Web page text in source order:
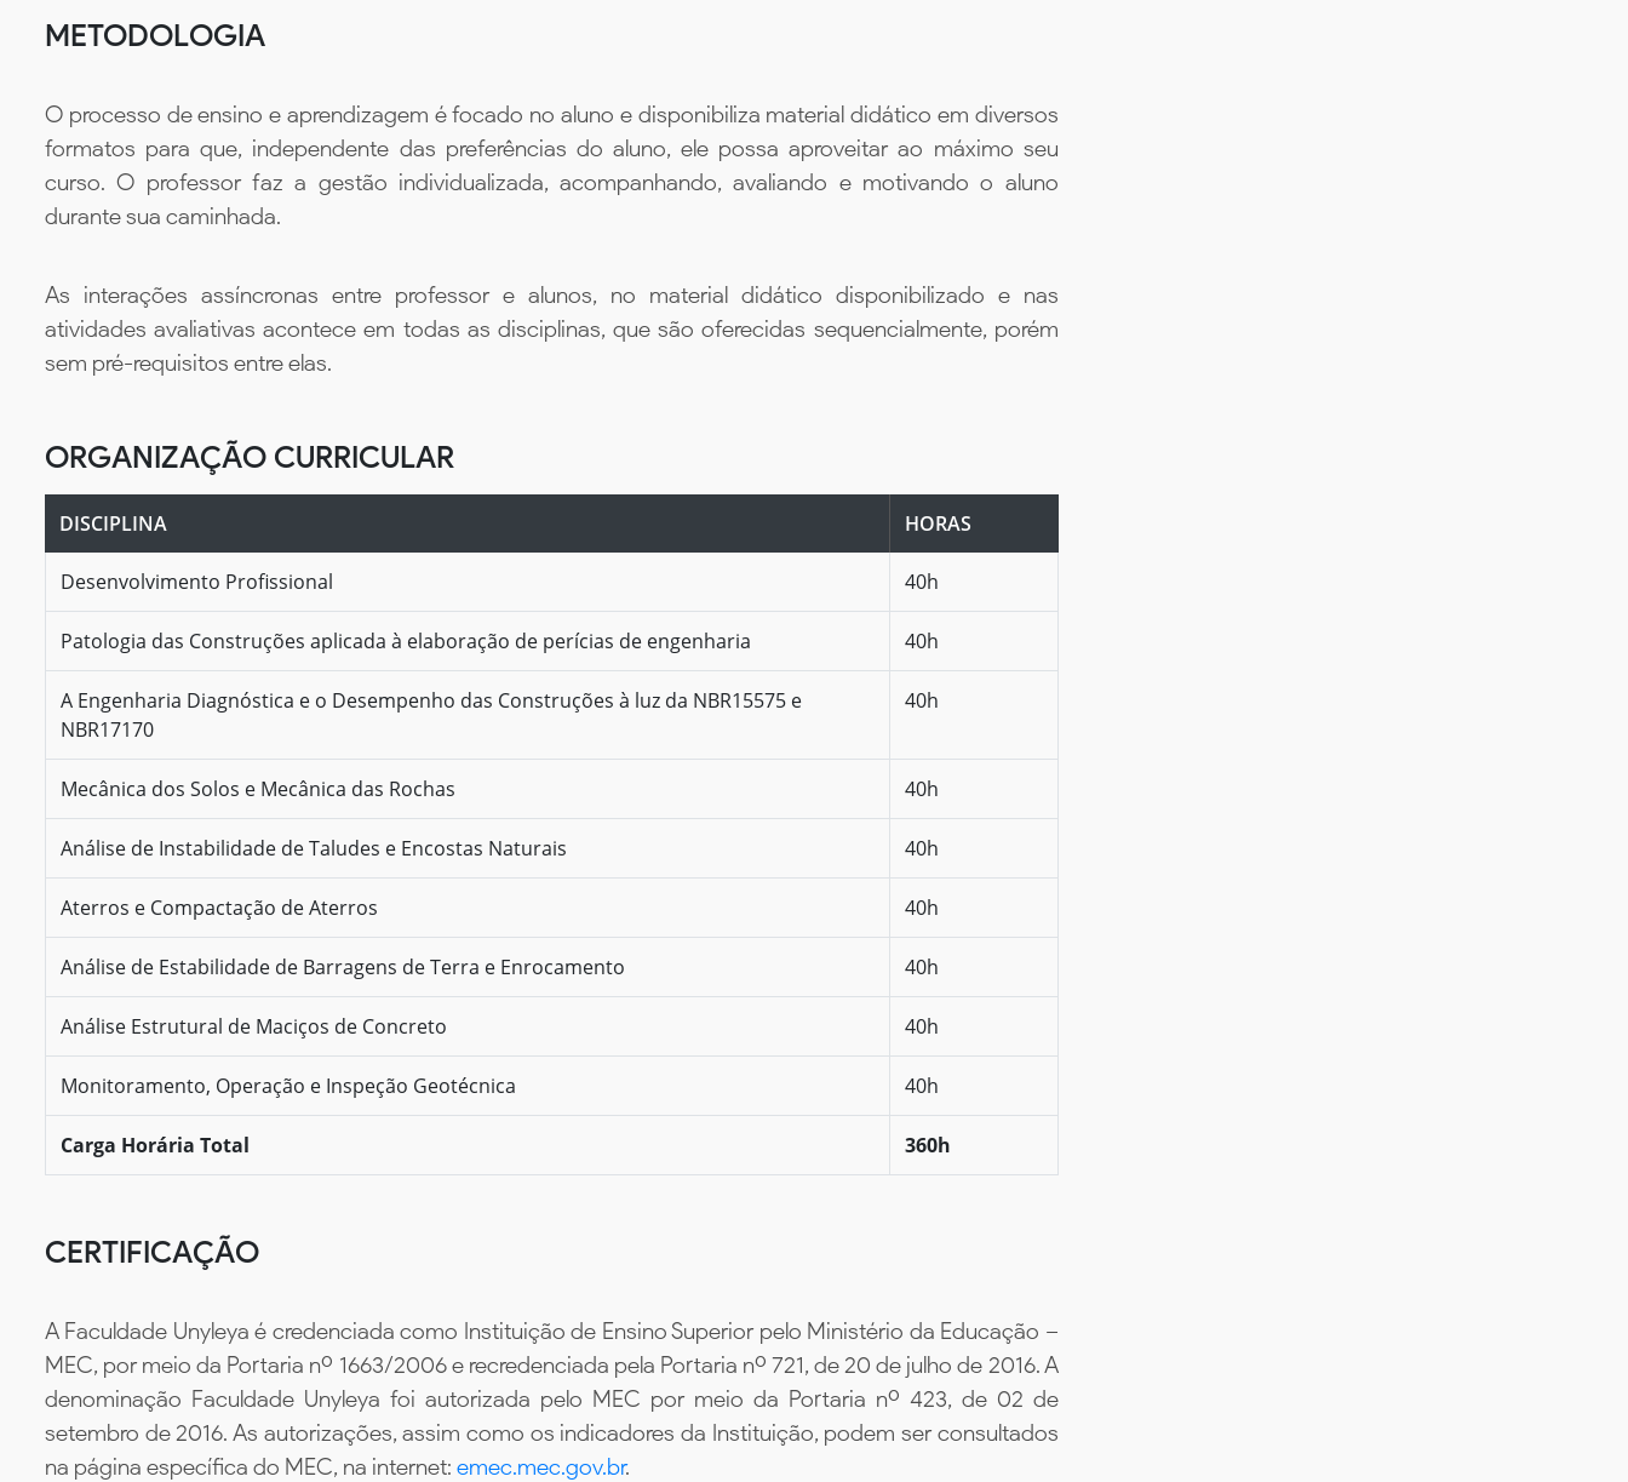
METODOLOGIA
O processo de ensino e aprendizagem é focado no aluno e disponibiliza material didático em diversos
formatos para que, independente das preferências do aluno, ele possa aproveitar ao máximo seu
curso. O professor faz a gestão individualizada, acompanhando, avaliando e motivando o aluno
durante sua caminhada.
As interações assíncronas entre professor e alunos, no material didático disponibilizado e nas
atividades avaliativas acontece em todas as disciplinas, que são oferecidas sequencialmente, porém
sem pré-requisitos entre elas.
ORGANIZAÇÃO CURRICULAR
DISCIPLINA HORAS
Desenvolvimento Profissional 40h
Patologia das Construções aplicada à elaboração de perícias de engenharia 40h
A Engenharia Diagnóstica e o Desempenho das Construções à luz da NBR15575 e
NBR17170
40h
Mecânica dos Solos e Mecânica das Rochas 40h
Análise de Instabilidade de Taludes e Encostas Naturais 40h
Aterros e Compactação de Aterros 40h
Análise de Estabilidade de Barragens de Terra e Enrocamento 40h
Análise Estrutural de Maciços de Concreto 40h
Monitoramento, Operação e Inspeção Geotécnica 40h
Carga Horária Total 360h
CERTIFICAÇÃO
A Faculdade Unyleya é credenciada como Instituição de Ensino Superior pelo Ministério da Educação –
MEC, por meio da Portaria nº 1663/2006 e recredenciada pela Portaria nº 721, de 20 de julho de 2016. A
denominação Faculdade Unyleya foi autorizada pelo MEC por meio da Portaria nº 423, de 02 de
setembro de 2016. As autorizações, assim como os indicadores da Instituição, podem ser consultados
na página específica do MEC, na internet: emec.mec.gov.br.